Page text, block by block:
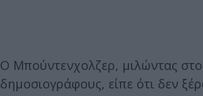
Ο Μπούντενχολζερ, μιλώντας
δημοσιογράφους, είπε ότι δεν